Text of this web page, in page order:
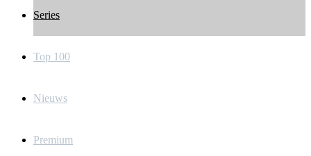
Series
Top 100
Nieuws
Premium